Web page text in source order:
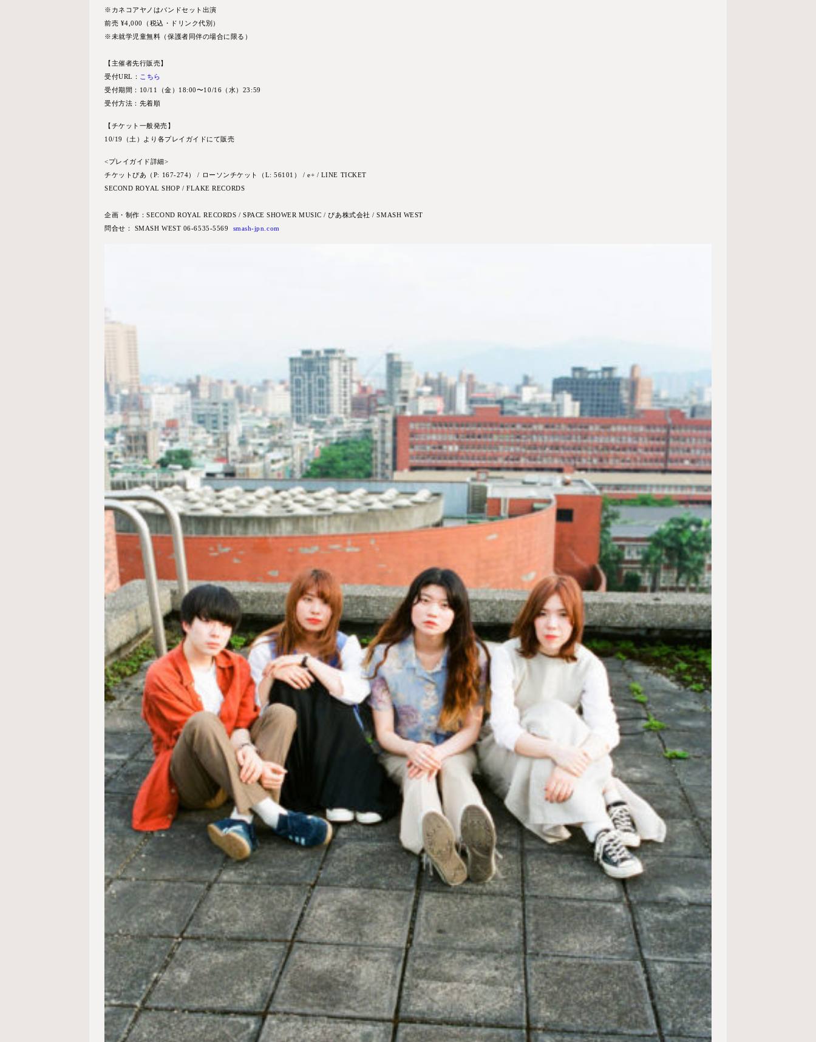
※カネコアヤノはバンドセット出演
前売 ¥4,000（税込・ドリンク代別）
※未就学児童無料（保護者同伴の場合に限る）
【主催者先行販売】
受付URL： こちら
受付期間：10/11（金）18:00〜10/16（水）23:59
受付方法：先着順
【チケット一般発売】
10/19（土）より各プレイガイドにて販売
<プレイガイド詳細>
チケットぴあ（P: 167-274） / ローソンチケット（L: 56101） / e+ / LINE TICKET
SECOND ROYAL SHOP / FLAKE RECORDS
企画・制作：SECOND ROYAL RECORDS / SPACE SHOWER MUSIC / ぴあ株式会社 / SMASH WEST
問合せ： SMASH WEST 06-6535-5569 smash-jpn.com